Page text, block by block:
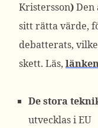
Kristersson)
sitt rätta värde,
debatterats,
skett. Läs,
De stora
utvecklas i EU